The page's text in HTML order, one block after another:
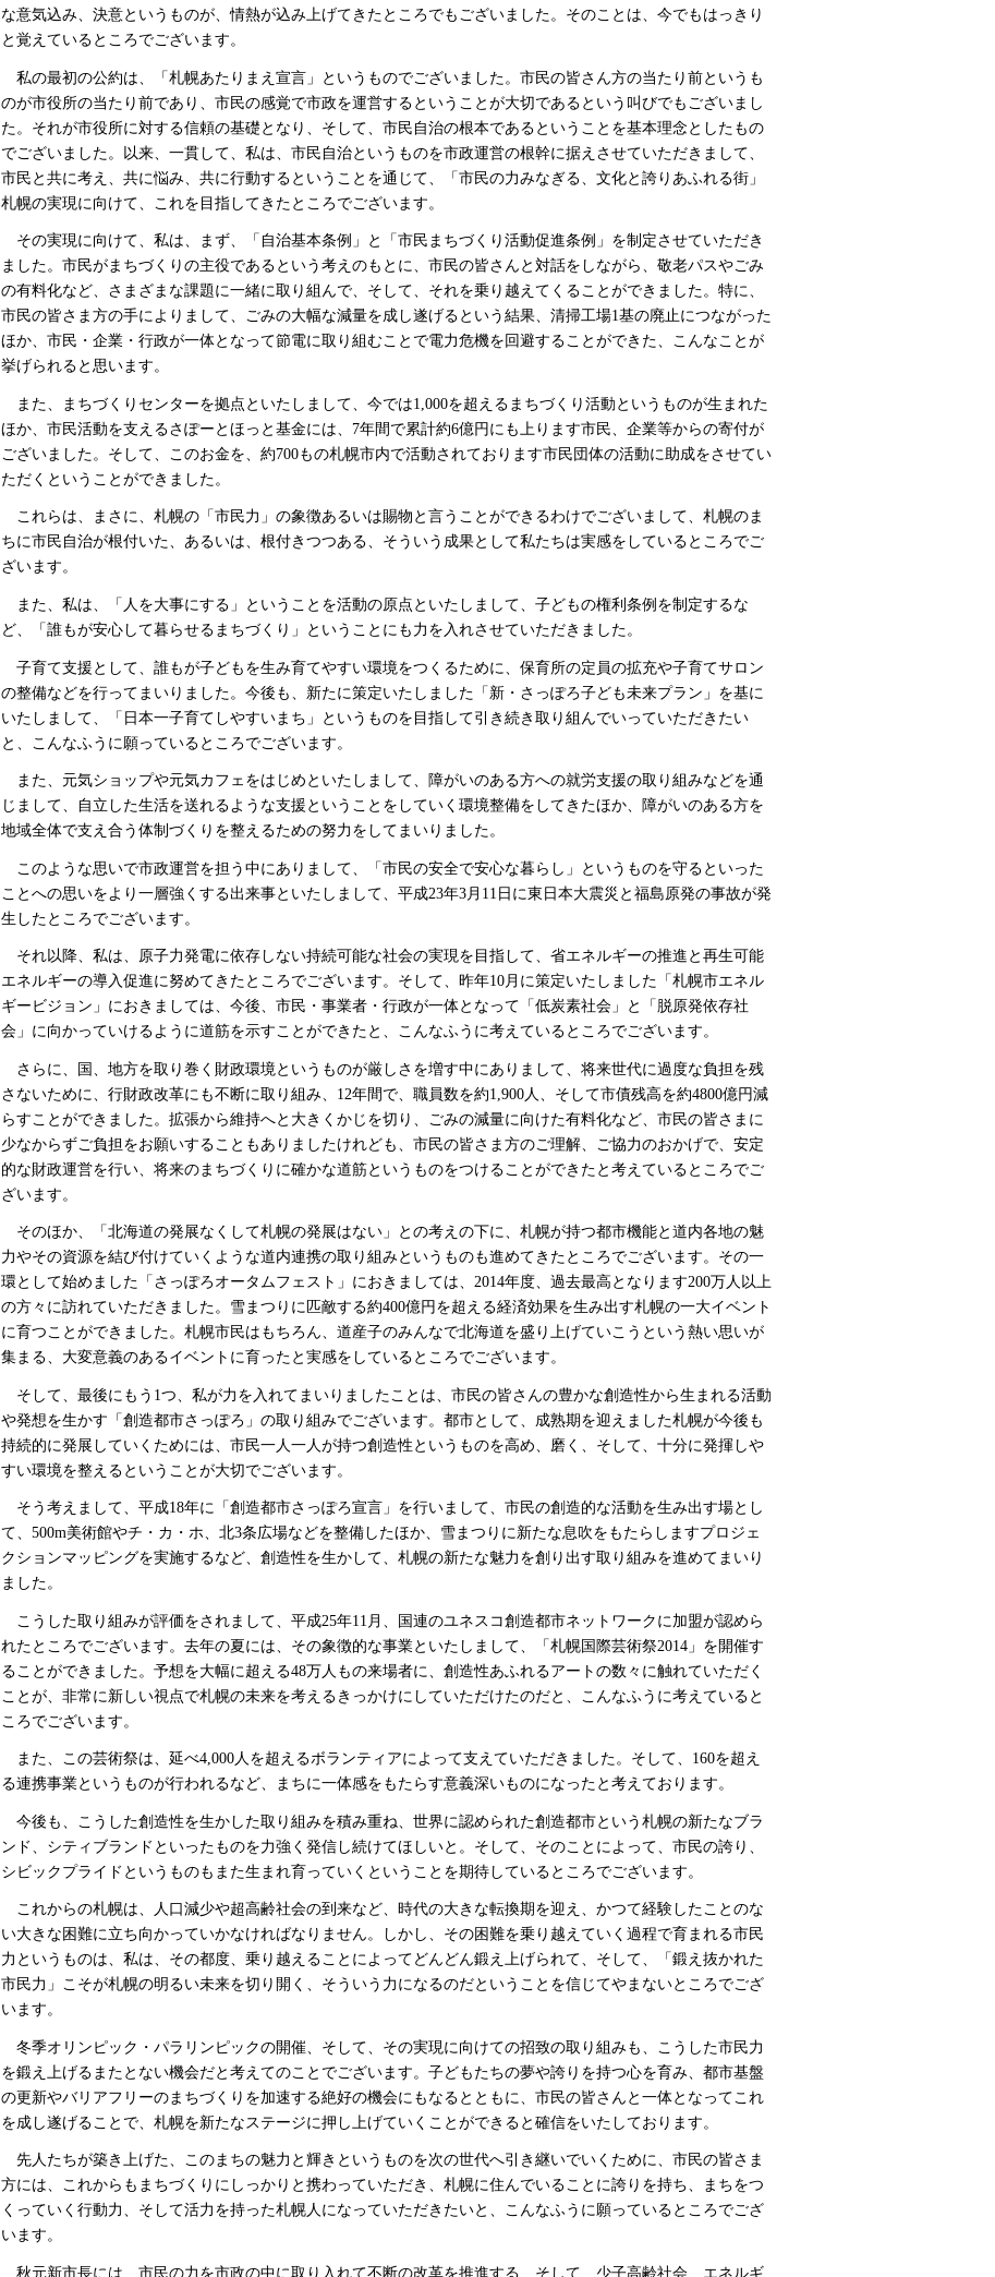
な意気込み、決意というものが、情熱が込み上げてきたところでもございました。そのことは、今でもはっきり
と覚えているところでございます。
私の最初の公約は、「札幌あたりまえ宣言」というものでございました。市民の皆さん方の当たり前というも
のが市役所の当たり前であり、市民の感覚で市政を運営するということが大切であるという叫びでもございまし
た。それが市役所に対する信頼の基礎となり、そして、市民自治の根本であるということを基本理念としたもの
でございました。以来、一貫して、私は、市民自治というものを市政運営の根幹に据えさせていただきまして、
市民と共に考え、共に悩み、共に行動するということを通じて、「市民の力みなぎる、文化と誇りあふれる街」
札幌の実現に向けて、これを目指してきたところでございます。
その実現に向けて、私は、まず、「自治基本条例」と「市民まちづくり活動促進条例」を制定させていただき
ました。市民がまちづくりの主役であるという考えのもとに、市民の皆さんと対話をしながら、敬老パスやごみ
の有料化など、さまざまな課題に一緒に取り組んで、そして、それを乗り越えてくることができました。特に、
市民の皆さま方の手によりまして、ごみの大幅な減量を成し遂げるという結果、清掃工場1基の廃止につながった
ほか、市民・企業・行政が一体となって節電に取り組むことで電力危機を回避することができた、こんなことが
挙げられると思います。
また、まちづくりセンターを拠点といたしまして、今では1,000を超えるまちづくり活動というものが生まれた
ほか、市民活動を支えるさぽーとほっと基金には、7年間で累計約6億円にも上ります市民、企業等からの寄付が
ございました。そして、このお金を、約700もの札幌市内で活動されております市民団体の活動に助成をさせてい
ただくということができました。
これらは、まさに、札幌の「市民力」の象徴あるいは賜物と言うことができるわけでございまして、札幌のま
ちに市民自治が根付いた、あるいは、根付きつつある、そういう成果として私たちは実感をしているところでご
ざいます。
また、私は、「人を大事にする」ということを活動の原点といたしまして、子どもの権利条例を制定するな
ど、「誰もが安心して暮らせるまちづくり」ということにも力を入れさせていただきました。
子育て支援として、誰もが子どもを生み育てやすい環境をつくるために、保育所の定員の拡充や子育てサロン
の整備などを行ってまいりました。今後も、新たに策定いたしました「新・さっぽろ子ども未来プラン」を基に
いたしまして、「日本一子育てしやすいまち」というものを目指して引き続き取り組んでいっていただきたい
と、こんなふうに願っているところでございます。
また、元気ショップや元気カフェをはじめといたしまして、障がいのある方への就労支援の取り組みなどを通
じまして、自立した生活を送れるような支援ということをしていく環境整備をしてきたほか、障がいのある方を
地域全体で支え合う体制づくりを整えるための努力をしてまいりました。
このような思いで市政運営を担う中にありまして、「市民の安全で安心な暮らし」というものを守るといった
ことへの思いをより一層強くする出来事といたしまして、平成23年3月11日に東日本大震災と福島原発の事故が発
生したところでございます。
それ以降、私は、原子力発電に依存しない持続可能な社会の実現を目指して、省エネルギーの推進と再生可能
エネルギーの導入促進に努めてきたところでございます。そして、昨年10月に策定いたしました「札幌市エネル
ギービジョン」におきましては、今後、市民・事業者・行政が一体となって「低炭素社会」と「脱原発依存社
会」に向かっていけるように道筋を示すことができたと、こんなふうに考えているところでございます。
さらに、国、地方を取り巻く財政環境というものが厳しさを増す中にありまして、将来世代に過度な負担を残
さないために、行財政改革にも不断に取り組み、12年間で、職員数を約1,900人、そして市債残高を約4800億円減
らすことができました。拡張から維持へと大きくかじを切り、ごみの減量に向けた有料化など、市民の皆さまに
少なからずご負担をお願いすることもありましたけれども、市民の皆さま方のご理解、ご協力のおかげで、安定
的な財政運営を行い、将来のまちづくりに確かな道筋というものをつけることができたと考えているところでご
ざいます。
そのほか、「北海道の発展なくして札幌の発展はない」との考えの下に、札幌が持つ都市機能と道内各地の魅
力やその資源を結び付けていくような道内連携の取り組みというものも進めてきたところでございます。その一
環として始めました「さっぽろオータムフェスト」におきましては、2014年度、過去最高となります200万人以上
の方々に訪れていただきました。雪まつりに匹敵する約400億円を超える経済効果を生み出す札幌の一大イベント
に育つことができました。札幌市民はもちろん、道産子のみんなで北海道を盛り上げていこうという熱い思いが
集まる、大変意義のあるイベントに育ったと実感をしているところでございます。
そして、最後にもう1つ、私が力を入れてまいりましたことは、市民の皆さんの豊かな創造性から生まれる活動
や発想を生かす「創造都市さっぽろ」の取り組みでございます。都市として、成熟期を迎えました札幌が今後も
持続的に発展していくためには、市民一人一人が持つ創造性というものを高め、磨く、そして、十分に発揮しや
すい環境を整えるということが大切でございます。
そう考えまして、平成18年に「創造都市さっぽろ宣言」を行いまして、市民の創造的な活動を生み出す場とし
て、500m美術館やチ・カ・ホ、北3条広場などを整備したほか、雪まつりに新たな息吹をもたらしますプロジェ
クションマッピングを実施するなど、創造性を生かして、札幌の新たな魅力を創り出す取り組みを進めてまいり
ました。
こうした取り組みが評価をされまして、平成25年11月、国連のユネスコ創造都市ネットワークに加盟が認めら
れたところでございます。去年の夏には、その象徴的な事業といたしまして、「札幌国際芸術祭2014」を開催す
ることができました。予想を大幅に超える48万人もの来場者に、創造性あふれるアートの数々に触れていただく
ことが、非常に新しい視点で札幌の未来を考えるきっかけにしていただけたのだと、こんなふうに考えていると
ころでございます。
また、この芸術祭は、延べ4,000人を超えるボランティアによって支えていただきました。そして、160を超え
る連携事業というものが行われるなど、まちに一体感をもたらす意義深いものになったと考えております。
今後も、こうした創造性を生かした取り組みを積み重ね、世界に認められた創造都市という札幌の新たなブラ
ンド、シティブランドといったものを力強く発信し続けてほしいと。そして、そのことによって、市民の誇り、
シビックプライドというものもまた生まれ育っていくということを期待しているところでございます。
これからの札幌は、人口減少や超高齢社会の到来など、時代の大きな転換期を迎え、かつて経験したことのな
い大きな困難に立ち向かっていかなければなりません。しかし、その困難を乗り越えていく過程で育まれる市民
力というものは、私は、その都度、乗り越えることによってどんどん鍛え上げられて、そして、「鍛え抜かれた
市民力」こそが札幌の明るい未来を切り開く、そういう力になるのだということを信じてやまないところでござ
います。
冬季オリンピック・パラリンピックの開催、そして、その実現に向けての招致の取り組みも、こうした市民力
を鍛え上げるまたとない機会だと考えてのことでございます。子どもたちの夢や誇りを持つ心を育み、都市基盤
の更新やバリアフリーのまちづくりを加速する絶好の機会にもなるとともに、市民の皆さんと一体となってこれ
を成し遂げることで、札幌を新たなステージに押し上げていくことができると確信をいたしております。
先人たちが築き上げた、このまちの魅力と輝きというものを次の世代へ引き継いでいくために、市民の皆さま
方には、これからもまちづくりにしっかりと携わっていただき、札幌に住んでいることに誇りを持ち、まちをつ
くっていく行動力、そして活力を持った札幌人になっていただきたいと、こんなふうに願っているところでござ
います。
秋元新市長には、市民の力を市政の中に取り入れて不断の改革を推進する、そして、少子高齢社会、エネルギ